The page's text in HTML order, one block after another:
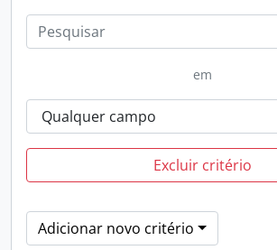
em
Excluir critério
Adicionar novo critério